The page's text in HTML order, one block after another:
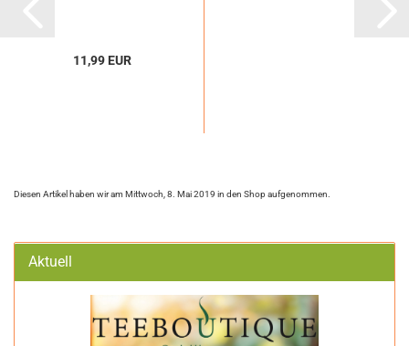
11,99 EUR
Diesen Artikel haben wir am Mittwoch, 8. Mai 2019 in den Shop aufgenommen.
Aktuell